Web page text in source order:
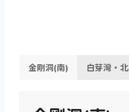
金剛洞(南) 白芽灣・北